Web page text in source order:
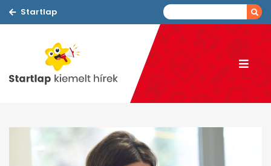
Startlap